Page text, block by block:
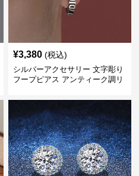
¥3,380 (税込)
シルバーアクセサリー 文字彫り
フープピアス アンティーク調リ